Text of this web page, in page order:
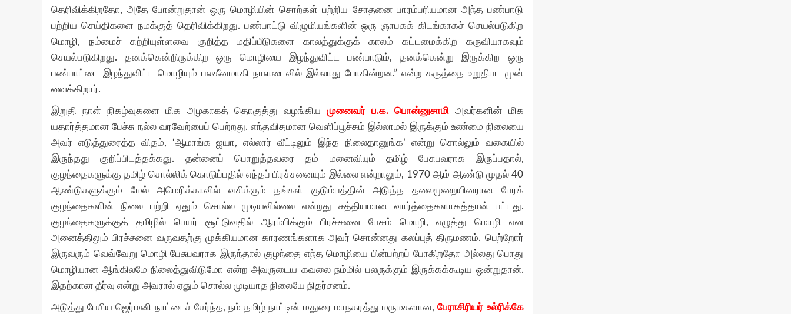
தெரிவிக்கிறதோ, அதே போன்றுதான் ஒரு மொழியின் சொற்கள் பற்றிய சோதனை பாரம்பரியமான அந்த பண்பாடு
பற்றிய செய்திகளை நமக்குத் தெரிவிக்கிறது. பண்பாட்டு விழுமியங்களின் ஒரு ஞாபகக் கிடங்காகச் செயல்படுகிற
மொழி, நம்மைச் சுற்றியுள்ளவை குறித்த மதிப்பீடுகளை காலத்துக்குக் காலம் கட்டமைக்கிற கருவியாகவும்
செயல்படுகிறது. தனக்கென்றிருக்கிற ஒரு மொழியை இழந்துவிட்ட பண்பாடும், தனக்கென்று இருக்கிற ஒரு
பண்பாட்டை இழந்துவிட்ட மொழியும் பலகீனமாகி நாளடைவில் இல்லாது போகின்றன.” என்ற கருத்தை உறுதிபட முன்
வைக்கிறார்.
இறுதி நாள் நிகழ்வுகளை மிக அழகாகத் தொகுத்து வழங்கிய முனைவர் ப.க. பொன்னுசாமி
அவர்களின் மிக
யதார்த்தமான பேச்சு நல்ல வரவேற்பைப் பெற்றது. எந்தவிதமான வெளிப்பூச்சும் இல்லாமல் இருக்கும் உண்மை நிலையை
அவர் எடுத்துரைத்த விதம், ‘ஆமாங்க ஐயா, எல்லார் வீட்டிலும் இந்த நிலைதானுங்க’ என்று சொல்லும் வகையில்
இருந்தது குறிப்பிடத்தக்கது. தன்னைப் பொறுத்தவரை தம் மனைவியும் தமிழ் பேசுபவராக இருப்பதால்,
குழந்தைகளுக்கு தமிழ் சொல்லிக் கொடுப்பதில் எந்தப் பிரச்சனையும் இல்லை என்றாலும், 1970 ஆம் ஆண்டு முதல் 40
ஆண்டுகளுக்கும் மேல் அமெரிக்காவில் வசிக்கும் தங்கள் குடும்பத்தின் அடுத்த தலைமுறையினரான பேரக்
குழந்தைகளின் நிலை பற்றி ஏதும் சொல்ல முடியவில்லை என்றது சத்தியமான வார்த்தைகளாகத்தான் பட்டது.
குழந்தைகளுக்குத் தமிழில் பெயர் சூட்டுவதில் ஆரம்பிக்கும் பிரச்சனை பேசும் மொழி, எழுத்து மொழி என
அனைத்திலும் பிரச்சனை வருவதற்கு முக்கியமான காரணங்களாக அவர் சொன்னது கலப்புத் திருமணம். பெற்றோர்
இருவரும் வெவ்வேறு மொழி பேசுபவராக இருந்தால் குழந்தை எந்த மொழியை பின்பற்றப் போகிறதோ அல்லது பொது
மொழியான ஆங்கிலமே நிலைத்துவிடுமோ என்ற அவருடைய கவலை நம்மில் பலருக்கும் இருக்கக்கூடிய ஒன்றுதான்.
இதற்கான தீர்வு என்று அவரால் ஏதும் சொல்ல முடியாத நிலையே நிதர்சனம்.
அடுத்து பேசிய ஜெர்மனி நாட்டைச் சேர்ந்த, நம் தமிழ் நாட்டின் மதுரை மாநகரத்து மருமகளான,பேராசிரியர் உல்ரிக்கே